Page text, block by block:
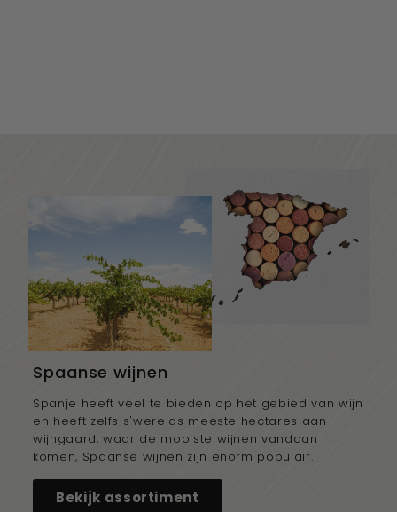
Spaanse wijnen
Spanje heeft veel te bieden op het gebied van wijn
en heeft zelfs s'werelds meeste hectares aan
wijngaard, waar de mooiste wijnen vandaan
komen, Spaanse wijnen zijn enorm populair.
Bekijk assortiment